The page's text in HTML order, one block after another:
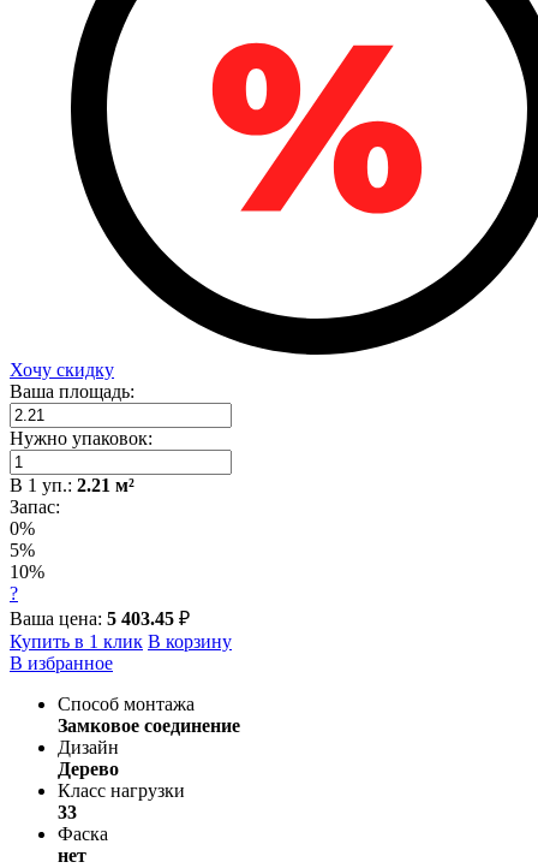
Хочу скидку
Ваша площадь:
Нужно упаковок:
В 1 уп.: 2.21 м²
Запас:
0%
5%
10%
?
Ваша цена: 5 403.45 ₽
Купить в 1 клик В корзину
В избранное
Способ монтажа
Замковое соединение
Дизайн
Дерево
Класс нагрузки
33
Фаска
нет